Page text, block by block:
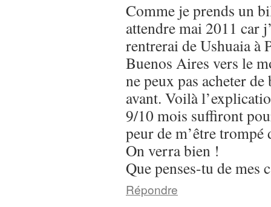
Comme je prends un
attendre mai 2011 car
rentrerai de Ushuaia à
Buenos Aires vers le
ne peux pas acheter
avant. Voilà
9/10 mois suffiront
peur de m’être trompé
On verra bien !
Que penses-tu de mes
Répondre